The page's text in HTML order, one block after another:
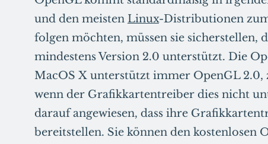
und den meisten Linux-Distributionen
folgen möchten, müssen sie
mindestens Version 2.0 unterstützt. Die
MacOS X unterstützt immer OpenGL 2.0,
wenn der Grafikkartentreiber dies nicht
darauf angewiesen, dass ihre
bereitstellen. Sie können den kostenlosen